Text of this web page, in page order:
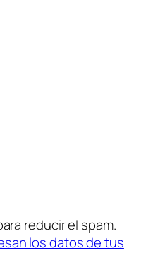
reducir el spam.
los datos de tus